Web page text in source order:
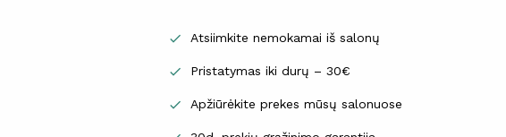
 Atsiimkite nemokamai iš salonų
 Pristatymas iki durų – 30€
 Apžiūrėkite prekes mūsų salonuose